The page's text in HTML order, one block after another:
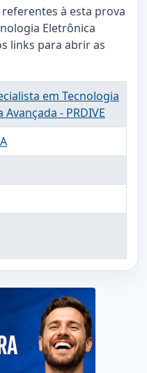
à esta prova
Eletrônica
links para abrir as
em Tecnologia
Avançada - PRDIVE